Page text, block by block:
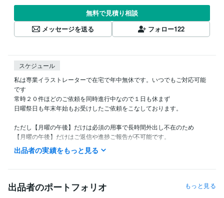
無料で見積り相談
メッセージを送る
フォロー122
スケジュール
私は専業イラストレーターで在宅で年中無休です。いつでもご対応可能
です
常時２０件ほどのご依頼を同時進行中なので１日も休まず
日曜祭日も年末年始もお受けしたご依頼をこなしております。
ただし【月曜の午後】だけは必須の用事で長時間外出し不在のため
【月曜の午後】だけはご返信や進捗ご報告が不可能です。
また私の生活は体調によって夜型だったり昼型だったり変化し不規則で
ご理解いただけますと幸いです。
出品者の実績をもっと見る
出品者のポートフォリオ もっと見る